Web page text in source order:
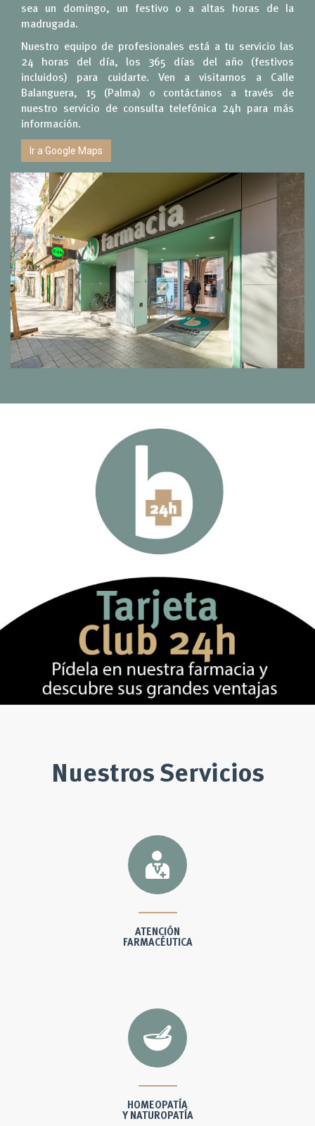
sea un domingo, un festivo o a altas horas de la
madrugada.
Nuestro equipo de profesionales está a tu servicio las
24 horas del día, los 365 días del año (festivos
incluidos) para cuidarte. Ven a visitarnos a Calle
Balanguera, 15 (Palma) o contáctanos a través de
nuestro servicio de consulta telefónica 24h para más
información.
Ir a Google Maps
Nuestros Servicios
ATENCIÓN
FARMACÉUTICA
HOMEOPATÍA
Y NATUROPATÍA